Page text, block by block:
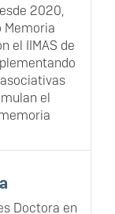
2020,
Memoria
el IIMAS de
el
Doctora en